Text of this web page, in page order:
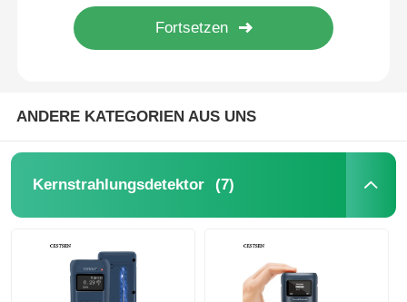
ANDERE KATEGORIEN AUS UNS
Kernstrahlungsdetektor (7)